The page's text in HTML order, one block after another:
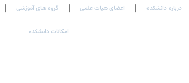
درباره دانشکده اعضای هیات علمی گروه های آموزشی
امکانات دانشکده